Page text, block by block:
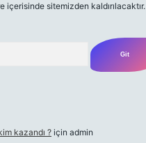
içerisinde sitemizden kaldırılacaktır.
kazandı ? için admin